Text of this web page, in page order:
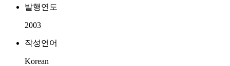
발행연도
2003
작성언어
Korean